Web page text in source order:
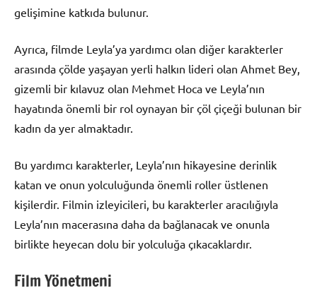
gelişimine katkıda bulunur.
Ayrıca, filmde Leyla’ya yardımcı olan diğer karakterler
arasında çölde yaşayan yerli halkın lideri olan Ahmet Bey,
gizemli bir kılavuz olan Mehmet Hoca ve Leyla’nın
hayatında önemli bir rol oynayan bir çöl çiçeği bulunan bir
kadın da yer almaktadır.
Bu yardımcı karakterler, Leyla’nın hikayesine derinlik
katan ve onun yolculuğunda önemli roller üstlenen
kişilerdir. Filmin izleyicileri, bu karakterler aracılığıyla
Leyla’nın macerasına daha da bağlanacak ve onunla
birlikte heyecan dolu bir yolculuğa çıkacaklardır.
Film Yönetmeni